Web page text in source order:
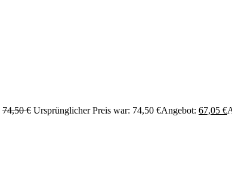
74,50€ Ursprünglicher Preis war: 74,50 €Angebot: 67,05 €